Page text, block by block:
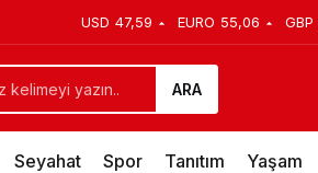
USD 47,59 EURO 55,06 GBP
ARA
Seyahat Spor Tanıtım Yaşam